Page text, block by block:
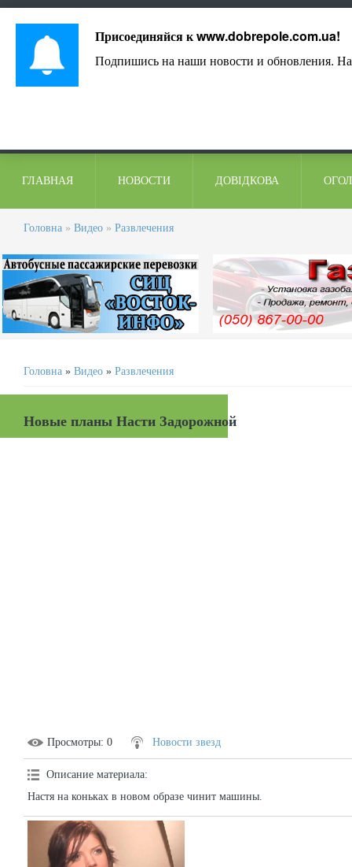
ГЛАВНАЯ НОВОСТИ ДОВІДКОВА
Головна » Видео » Развлечения
Головна » Видео » Развлечения
Новые планы Насти Задорожной
Просмотры: 0 Новости звезд
Описание материала:
Настя на коньках в новом образе чинит машины.
Присоединяйся кwww.dobrepole.com.ua!
Подпишись на наши новости и обновления.